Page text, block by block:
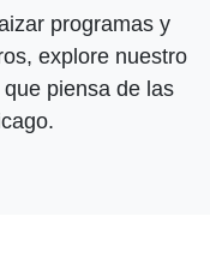
programas y
explore nuestro
piensa de las